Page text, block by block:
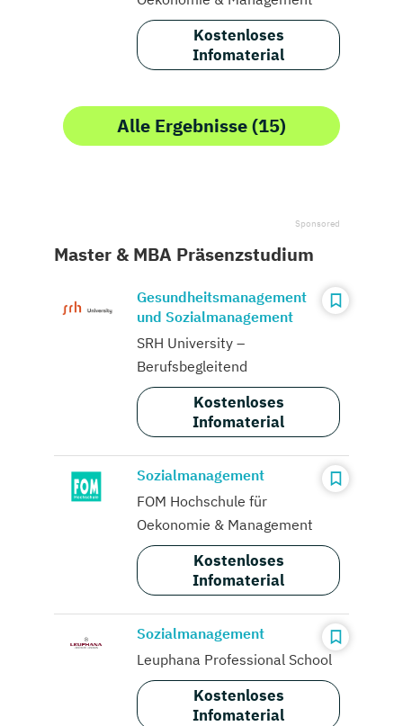
Kostenloses
Infomaterial
Alle Ergebnisse (15)
Master & MBA Präsenzstudium
Gesundheitsmanagement
und Sozialmanagement
SRH University –
Berufsbegleitend
Kostenloses
Infomaterial
Sozialmanagement
FOM Hochschule für
Oekonomie & Management
Kostenloses
Infomaterial
Sozialmanagement
Leuphana Professional School
Kostenloses
Infomaterial